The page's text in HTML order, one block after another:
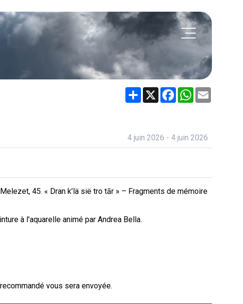
Share X FacebookWhatsApp
4 juin 2026 - 4 juin 2026
45. « Dran k’lä sië tro tār » – Fragments de mémoire
à l'aquarelle animé par Andrea Bella.
vous sera envoyée.